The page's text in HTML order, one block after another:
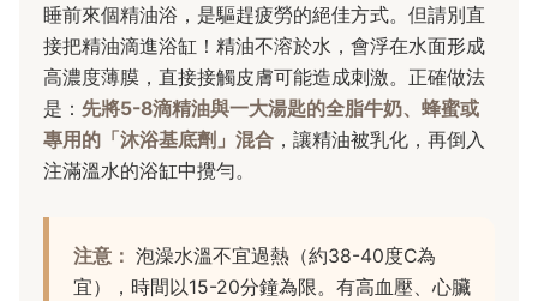
睡前來個精油浴，是驅趕疲勞的絕佳方式。但請別直
接把精油滴進浴缸！精油不溶於水，會浮在水面形成
高濃度薄膜，直接接觸皮膚可能造成刺激。正確做法
是： 先將5-8滴精油與一大湯匙的全脂牛奶、蜂蜜或
專用的「沐浴基底劑」混合 ，讓精油被乳化，再倒入
注滿溫水的浴缸中攪勻。
注意： 泡澡水溫不宜過熱（約38-40度C為
宜），時間以15-20分鐘為限。有高血壓、心臟